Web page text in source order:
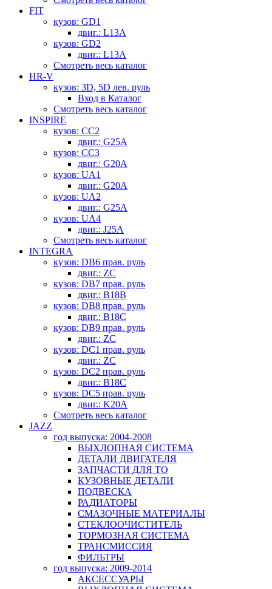
FIT
кузов: GD1
двиг.: L13A
кузов: GD2
двиг.: L13A
Смотреть весь каталог
HR-V
кузов: 3D, 5D лев. руль
Вход в Каталог
Смотреть весь каталог
INSPIRE
кузов: CC2
двиг.: G25A
кузов: CC3
двиг.: G20A
кузов: UA1
двиг.: G20A
кузов: UA2
двиг.: G25A
кузов: UA4
двиг.: J25A
Смотреть весь каталог
INTEGRA
кузов: DB6 прав. руль
двиг.: ZC
кузов: DB7 прав. руль
двиг.: B18B
кузов: DB8 прав. руль
двиг.: B18C
кузов: DB9 прав. руль
двиг.: ZC
кузов: DC1 прав. руль
двиг.: ZC
кузов: DC2 прав. руль
двиг.: B18C
кузов: DC5 прав. руль
двиг.: K20A
Смотреть весь каталог
JAZZ
год выпуска: 2004-2008
ВЫХЛОПНАЯ СИСТЕМА
ДЕТАЛИ ДВИГАТЕЛЯ
ЗАПЧАСТИ ДЛЯ ТО
КУЗОВНЫЕ ДЕТАЛИ
ПОДВЕСКА
РАДИАТОРЫ
СМАЗОЧНЫЕ МАТЕРИАЛЫ
СТЕКЛООЧИСТИТЕЛЬ
ТОРМОЗНАЯ СИСТЕМА
ТРАНСМИССИЯ
ФИЛЬТРЫ
год выпуска: 2009-2014
АКСЕССУАРЫ